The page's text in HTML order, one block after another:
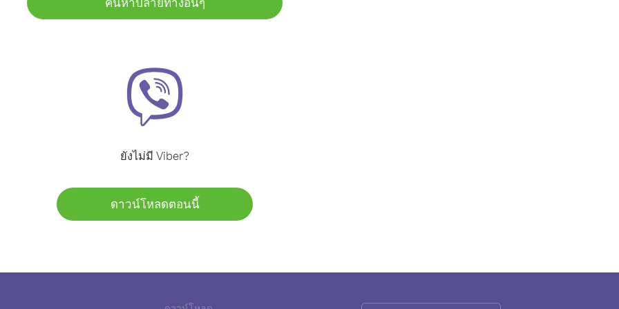
ยังไม่มี Viber?
ดาวน์โหลดตอนนี้